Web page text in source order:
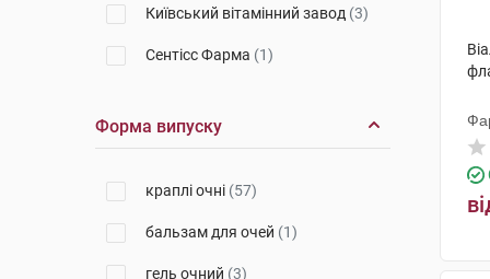
Київський вітамінний завод (3)
Сентісс Фарма (1)
Уорлд Медицин Ілач Сан. Ве
Варшавський ФЗ Польфа
Алкон Лабораторіс(7)
Форма випуску
краплі очні (57)
бальзам для очей (1)
гель очний (3)